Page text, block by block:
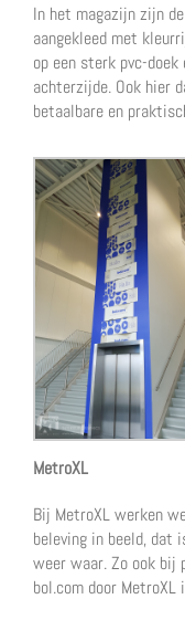
In het magazijn zijn
aangekleed met
op een sterk pvc-doek
achterzijde. Ook hier
betaalbare en
MetroXL
Bij MetroXL werken
beleving in beeld, dat
weer waar. Zo ook bij
bol.com door